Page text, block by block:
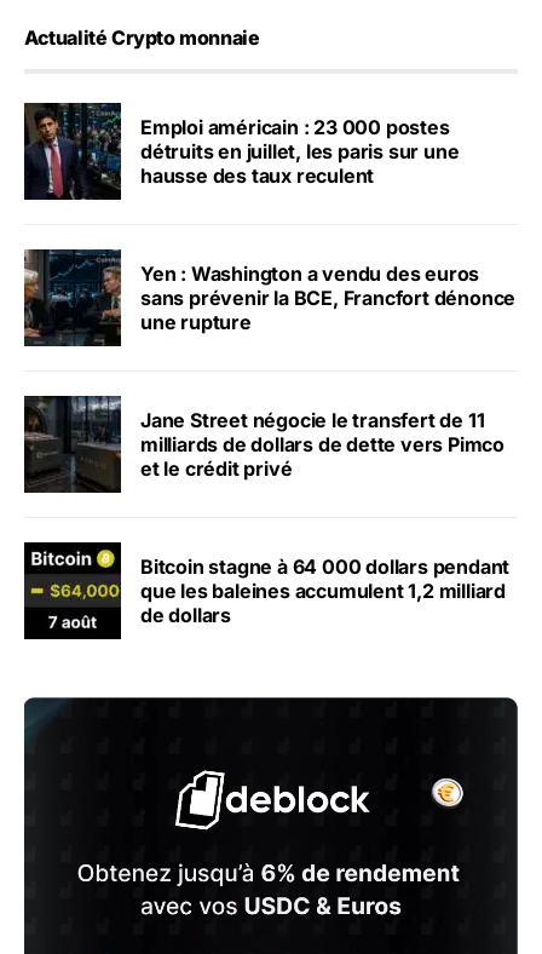
Actualité Crypto monnaie
Emploi américain : 23 000 postes
détruits en juillet, les paris sur une
hausse des taux reculent
Yen : Washington a vendu des euros
sans prévenir la BCE, Francfort dénonce
une rupture
Jane Street négocie le transfert de 11
milliards de dollars de dette vers Pimco
et le crédit privé
Bitcoin stagne à 64 000 dollars pendant
que les baleines accumulent 1,2 milliard
de dollars